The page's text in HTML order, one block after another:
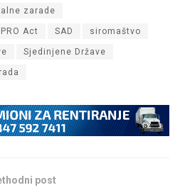
zarade
PRO Act SAD siromaštvo
Sjedinjene Države
post